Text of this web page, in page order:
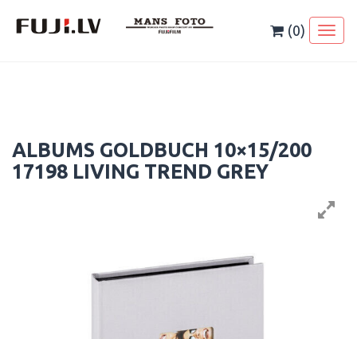
(0)
ALBUMS GOLDBUCH 10×15/200
17198 LIVING TREND GREY